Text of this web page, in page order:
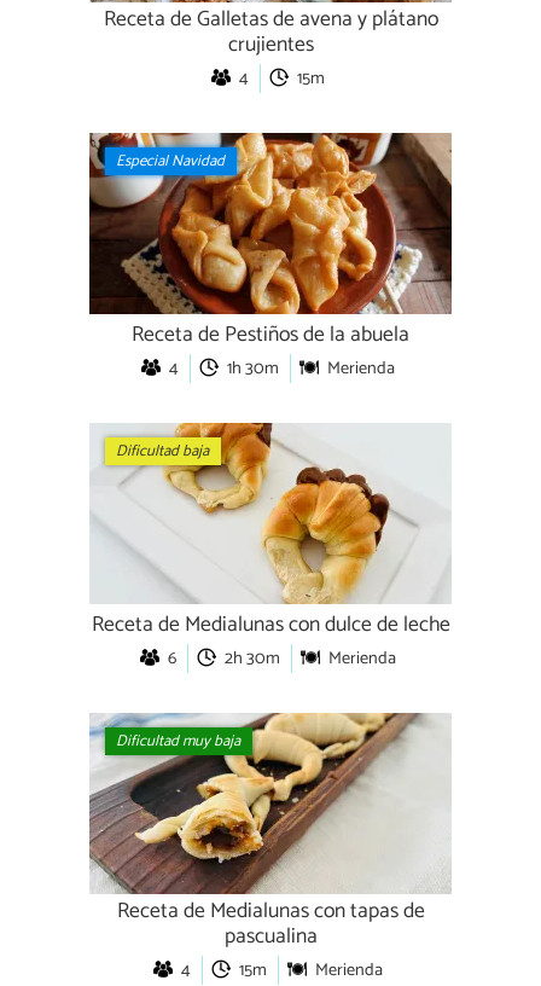
Receta de Galletas de avena y plátano
crujientes
4 15m
Especial Navidad
Receta de Pestiños de la abuela
4 1h 30m Merienda
Dificultad baja
Receta de Medialunas con dulce de leche
6 2h 30m Merienda
Dificultad muy baja
Receta de Medialunas con tapas de
pascualina
4 15m Merienda